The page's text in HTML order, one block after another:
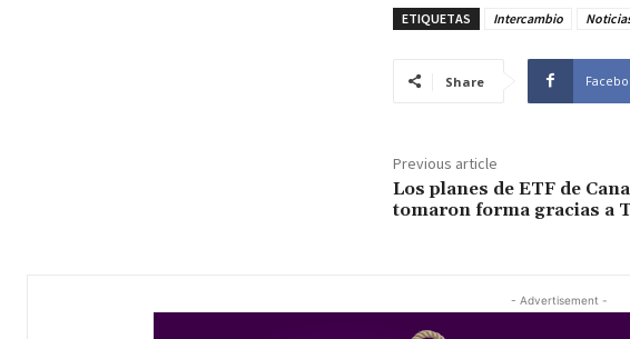
ETIQUETAS Intercambio
Share
Previous article
Los planes de ETF de
tomaron forma gracias a
- Advertisement -